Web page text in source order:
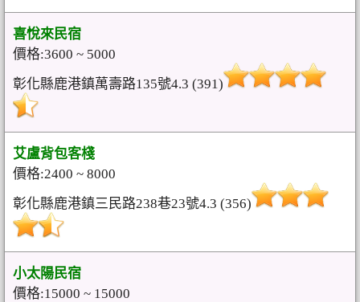
喜悅來民宿
價格:3600 ~ 5000
彰化縣鹿港鎮萬壽路135號4.3 (391)
艾盧背包客棧
價格:2400 ~ 8000
彰化縣鹿港鎮三民路238巷23號4.3 (356)
小太陽民宿
價格:15000 ~ 15000